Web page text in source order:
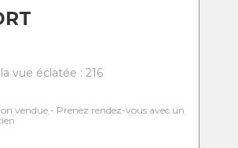
vue éclatée : 216
vendue - Prenez rendez-vous avec un